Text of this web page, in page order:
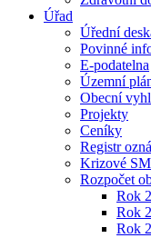
Úřad
Úřední
Povinné
E-podatelna
Územní
Obecní
Projekty
Ceníky
Registr
Krizové
Rozpočet
Rok
Rok
Rok